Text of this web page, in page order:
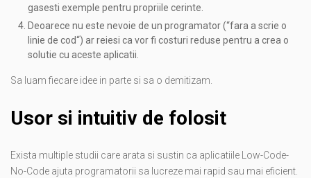
gasesti exemple pentru propriile cerinte.
Deoarece nu este nevoie de un programator (“fara a scrie o
linie de cod“) ar reiesi ca vor fi costuri reduse pentru a crea o
solutie cu aceste aplicatii.
Sa luam fiecare idee in parte si sa o demitizam.
Usor si intuitiv de folosit
Exista multiple studii care arata si sustin ca aplicatiile Low-Code-
No-Code ajuta programatorii sa lucreze mai rapid sau mai eficient.